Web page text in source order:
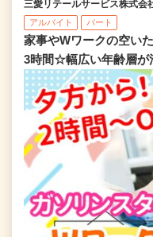
三愛リテールサービス株式
アルバイト パート
家事やWワークの空い
3時間☆幅広い年齢層